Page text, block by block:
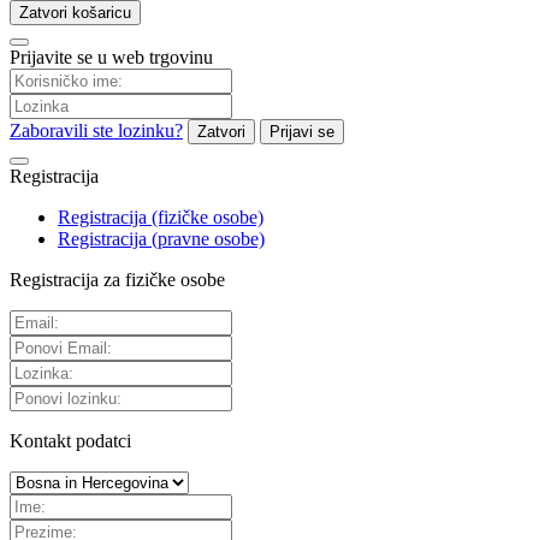
Zatvori košaricu
Prijavite se u web trgovinu
Zaboravili ste lozinku? Zatvori Prijavi se
Registracija
Registracija (fizičke osobe)
Registracija (pravne osobe)
Registracija za fizičke osobe
Kontakt podatci